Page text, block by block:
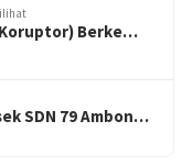
Berke…
SDN 79 Ambon…